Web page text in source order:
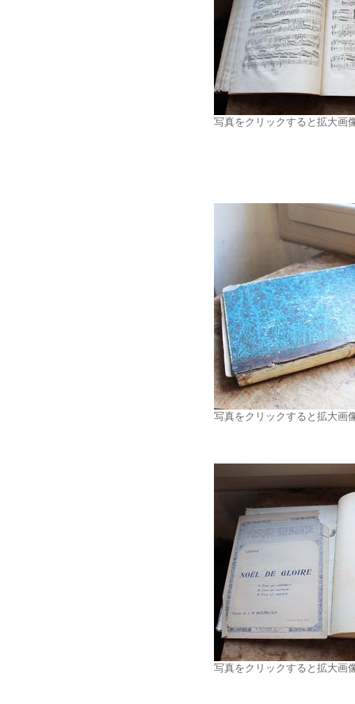
写真をクリックすると拡大画
写真をクリックすると拡大画
写真をクリックすると拡大画